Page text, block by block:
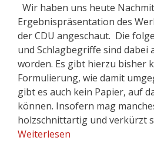
Wir haben uns heute
Ergebnispräsentation des
der CDU angeschaut. Die
und Schlagbegriffe sind dabei
worden. Es gibt hierzu bisher
Formulierung, wie damit
gibt es auch kein Papier, auf
können. Insofern mag
holzschnittartig und verkürzt
Weiterlesen